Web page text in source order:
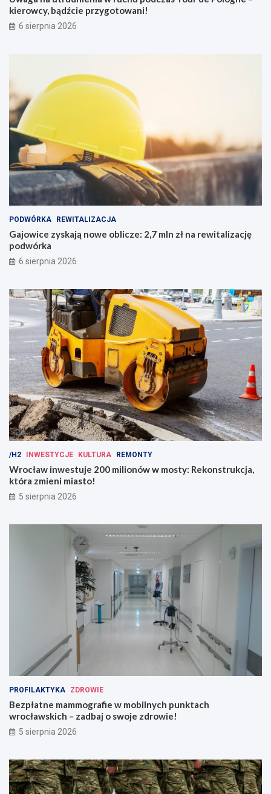
kierowcy, bądźcie przygotowani!
6 sierpnia 2026
PODWÓRKA REWITALIZACJA
Gajowice zyskają nowe oblicze: 2,7 mln zł na rewitalizację
podwórka
6 sierpnia 2026
/H2 INWESTYCJE KULTURA REMONTY
Wrocław inwestuje 200 milionów w mosty: Rekonstrukcja,
która zmieni miasto!
5 sierpnia 2026
PROFILAKTYKA ZDROWIE
Bezpłatne mammografie w mobilnych punktach
wrocławskich – zadbaj o swoje zdrowie!
5 sierpnia 2026